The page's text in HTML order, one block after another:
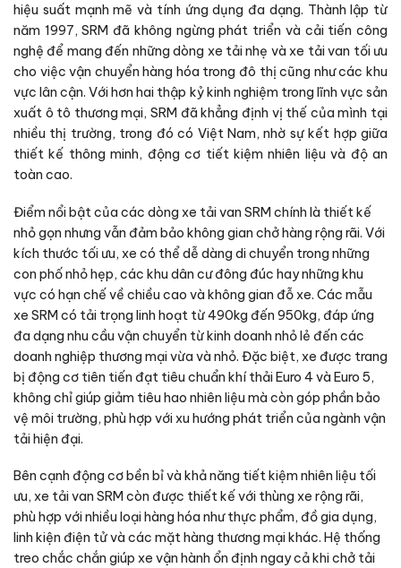
hiệu suất mạnh mẽ và tính ứng dụng đa dạng. Thành lập từ
năm 1997, SRM đã không ngừng phát triển và cải tiến công
nghệ để mang đến những dòng xe tải nhẹ và xe tải van tối ưu
cho việc vận chuyển hàng hóa trong đô thị cũng như các khu
vực lân cận. Với hơn hai thập kỷ kinh nghiệm trong lĩnh vực sản
xuất ô tô thương mại, SRM đã khẳng định vị thế của mình tại
nhiều thị trường, trong đó có Việt Nam, nhờ sự kết hợp giữa
thiết kế thông minh, động cơ tiết kiệm nhiên liệu và độ an
toàn cao.
Điểm nổi bật của các dòng xe tải van SRM chính là thiết kế
nhỏ gọn nhưng vẫn đảm bảo không gian chở hàng rộng rãi. Với
kích thước tối ưu, xe có thể dễ dàng di chuyển trong những
con phố nhỏ hẹp, các khu dân cư đông đúc hay những khu
vực có hạn chế về chiều cao và không gian đỗ xe. Các mẫu
xe SRM có tải trọng linh hoạt từ 490kg đến 950kg, đáp ứng
đa dạng nhu cầu vận chuyển từ kinh doanh nhỏ lẻ đến các
doanh nghiệp thương mại vừa và nhỏ. Đặc biệt, xe được trang
bị động cơ tiên tiến đạt tiêu chuẩn khí thải Euro 4 và Euro 5,
không chỉ giúp giảm tiêu hao nhiên liệu mà còn góp phần bảo
vệ môi trường, phù hợp với xu hướng phát triển của ngành vận
tải hiện đại.
Bên cạnh động cơ bền bỉ và khả năng tiết kiệm nhiên liệu tối
ưu, xe tải van SRM còn được thiết kế với thùng xe rộng rãi,
phù hợp với nhiều loại hàng hóa như thực phẩm, đồ gia dụng,
linh kiện điện tử và các mặt hàng thương mại khác. Hệ thống
treo chắc chắn giúp xe vận hành ổn định ngay cả khi chở tải